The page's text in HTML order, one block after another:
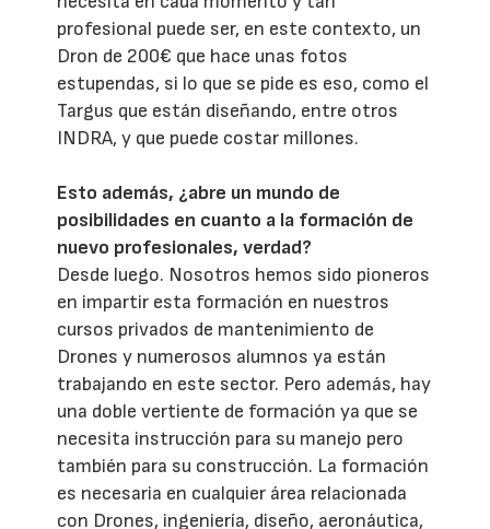
profesional puede ser, en este contexto, un
Dron de 200€ que hace unas fotos
estupendas, si lo que se pide es eso, como el
Targus que están diseñando, entre otros
INDRA, y que puede costar millones.
Esto además, ¿abre un mundo de
posibilidades en cuanto a la formación de
nuevo profesionales, verdad?
Desde luego. Nosotros hemos sido pioneros
en impartir esta formación en nuestros
cursos privados de mantenimiento de
Drones y numerosos alumnos ya están
trabajando en este sector. Pero además, hay
una doble vertiente de formación ya que se
necesita instrucción para su manejo pero
también para su construcción. La formación
es necesaria en cualquier área relacionada
con Drones, ingeniería, diseño, aeronáutica,